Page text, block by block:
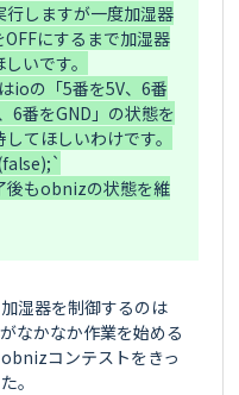
しますが一度加湿器
にするまで加湿器
いです。
ioの「5番を5V、6番
6番をGND」の状態を
てほしいわけです。
後もobnizの状態を維
湿器を制御するのは
なかなか作業を始める
コンテストをきっ
。